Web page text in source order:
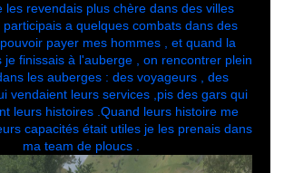
les revendais plus chère dans des villes
participais a quelques combats dans des
payer mes hommes , et quand la
je finissais à l'auberge , on rencontrer plein
les auberges : des voyageurs , des
vendaient leurs services ,pis des gars qui
leurs histoires .Quand leurs histoire me
capacités était utiles je les prenais dans
ma team de ploucs .